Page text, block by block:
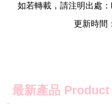
如若轉載，請注明出處
更新時間
最新產品 Product